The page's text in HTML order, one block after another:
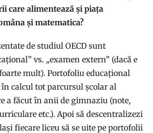
care alimentează și piața
și matematica?
de studiul OECD sunt
vs. „examen extern” (dacă e
mult). Portofoliu educațional
calcul tot parcursul școlar al
a făcut în anii de gimnaziu (note,
etc.). Apoi să descentralizezi
fiecare liceu să se uite pe portofolii